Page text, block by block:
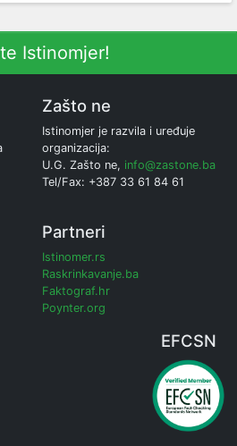
Istinomjer!
Zašto ne
Istinomjer je razvila i uređuje
organizacija:
U.G. Zašto ne, info@zastone.ba
Tel/Fax: +387 33 61 84 61
Partneri
Istinomer.rs
Raskrinkavanje.ba
Faktograf.hr
Poynter.org
EFCSN